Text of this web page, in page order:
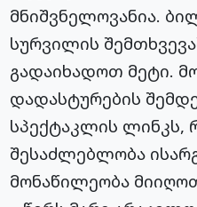
მნიშვნელოვანია.
სურვილის
გადაიხადოთ მეტი.
დადასტურების
სპექტაკლის ლინკს,
შესაძლებლობა
მონაწილეობა